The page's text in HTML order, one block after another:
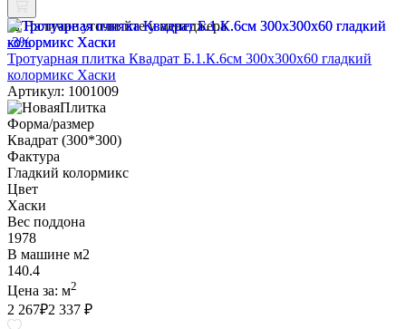
Наличие уточняйте у менеджера
-3%
Тротуарная плитка Квадрат Б.1.К.6см 300х300х60 гладкий
колормикс Хаски
Артикул: 1001009
Форма/размер
Квадрат (300*300)
Фактура
Гладкий колормикс
Цвет
Хаски
Вес поддона
1978
В машине м2
140.4
Цена за: м2
2 267₽2 337 ₽